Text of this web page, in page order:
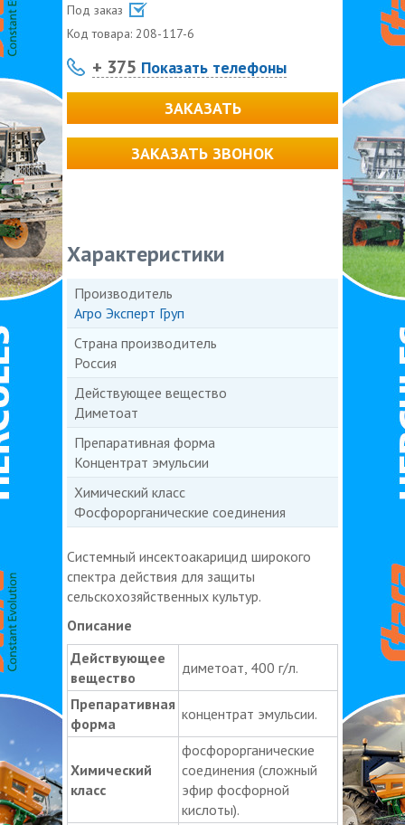
Под заказ
Код товара: 208-117-6
+ 375 Показать телефоны
ЗАКАЗАТЬ
ЗАКАЗАТЬ ЗВОНОК
Характеристики
Производитель
Агро Эксперт Груп
Страна производитель
Россия
Действующее вещество
Диметоат
Препаративная форма
Концентрат эмульсии
Химический класс
Фосфорорганические соединения
Системный инсектоакарицид широкого
спектра действия для защиты
сельскохозяйственных культур.
Описание
Действующее
вещество
диметоат, 400 г/л.
Препаративная
форма
концентрат эмульсии.
Химический
класс
фосфорорганические
соединения (сложный
эфир фосфорной
кислоты).